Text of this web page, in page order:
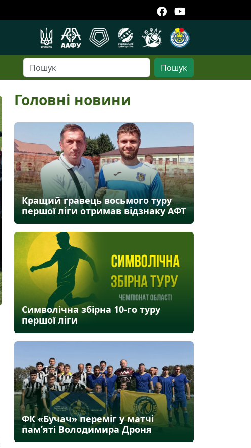
Пошук
Головні новини
Кращий гравець восьмого туру
першої ліги отримав відзнаку АФТ
Символічна збірна 10-го туру
першої ліги
ФК «Бучач» переміг у матчі
пам’яті Володимира Дроня